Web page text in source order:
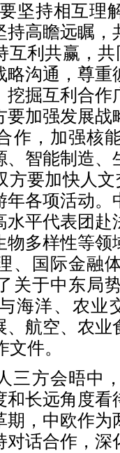
坚持相互理
持高瞻远瞩，
互利共赢，共
略沟通，尊重
挖掘互利合作
要加强发展战
作，加强核
、智能制造、
方要加快人文
年各项活动
水平代表团赴
物多样性等领
、国际金融
关于中东局
海洋、农业
、航空、农业
件。
三方会晤中
和长远角度
期，中欧作为
对话合作，深